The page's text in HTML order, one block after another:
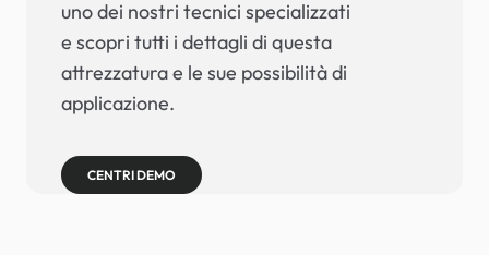
uno dei nostri tecnici specializzati
e scopri tutti i dettagli di questa
attrezzatura e le sue possibilità di
applicazione.
CENTRI DEMO